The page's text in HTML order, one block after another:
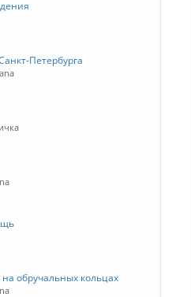
Петербурга
обручальных кольцах